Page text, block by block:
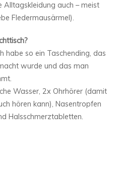
Alltagskleidung auch – meist
Fledermausärmel).
habe so ein Taschending, das
wurde und das man
Wasser, 2x Ohrhörer (damit
hören kann), Nasentropfen
Halsschmerztabletten.